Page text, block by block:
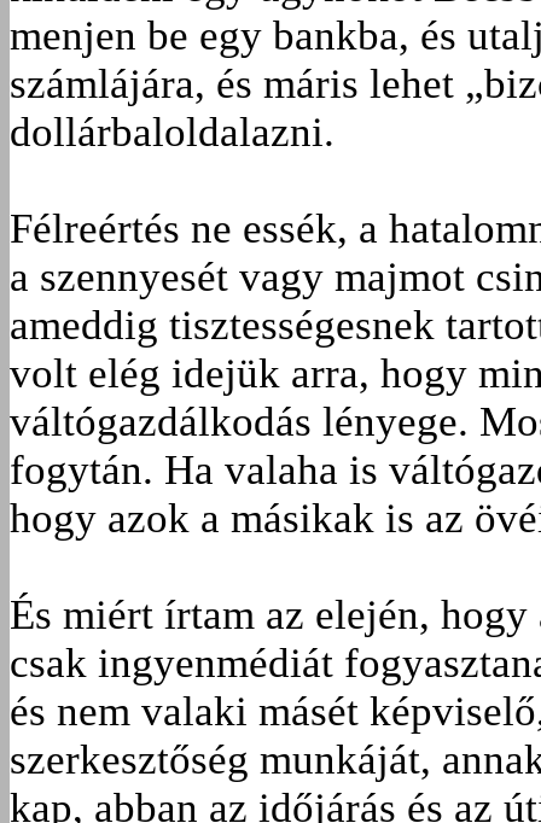
menjen be egy bankba, és
számlájára, és máris lehet
dollárbaloldalazni.
Félreértés ne essék, a
a szennyesét vagy majmot
ameddig tisztességesnek
volt elég idejük arra, hogy
váltógazdálkodás lényege.
fogytán. Ha valaha is
hogy azok a másikak is az
És miért írtam az elején,
csak ingyenmédiát
és nem valaki másét
szerkesztőség munkáját,
kap, abban az időjárás és az